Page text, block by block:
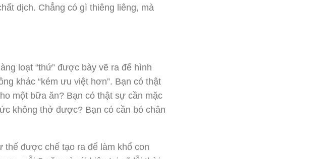
dịch. Chẳng có gì thiêng liêng, mà
loạt “thứ” được bày vẽ ra để hình
khác “kém ưu việt hơn”. Bạn có thật
một bữa ăn? Bạn có thật sự cần mặc
không thở được? Bạn có cần bó chân
thế được chế tạo ra để làm khổ con